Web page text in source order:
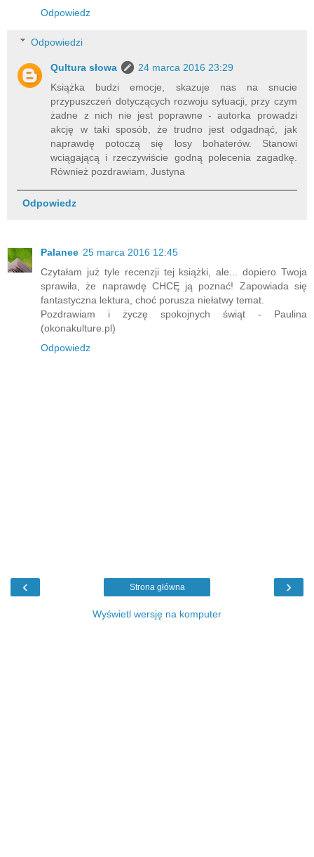
Odpowiedz
Odpowiedzi
Qultura słowa
24 marca 2016 23:29
Książka budzi emocje, skazuje nas na snucie
przypuszczeń dotyczących rozwoju sytuacji, przy czym
żadne z nich nie jest poprawne - autorka prowadzi
akcję w taki sposób, że trudno jest odgadnąć, jak
naprawdę potoczą się losy bohaterów. Stanowi
wciągającą i rzeczywiście godną polecenia zagadkę.
Również pozdrawiam, Justyna
Odpowiedz
Palanee 25 marca 2016 12:45
Czytałam już tyle recenzji tej książki, ale... dopiero Twoja
sprawiła, że naprawdę CHCĘ ją poznać! Zapowiada się
fantastyczna lektura, choć porusza niełatwy temat.
Pozdrawiam i życzę spokojnych świąt - Paulina
(okonakulture.pl)
Odpowiedz
‹ ›
Strona główna
Wyświetl wersję na komputer